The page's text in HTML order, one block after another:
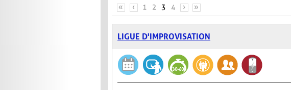
PAGES
« ‹ 1 2 3 4 › »
LIGUE D'IMPROVISATION